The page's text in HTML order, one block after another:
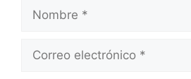
Nombre
Correo